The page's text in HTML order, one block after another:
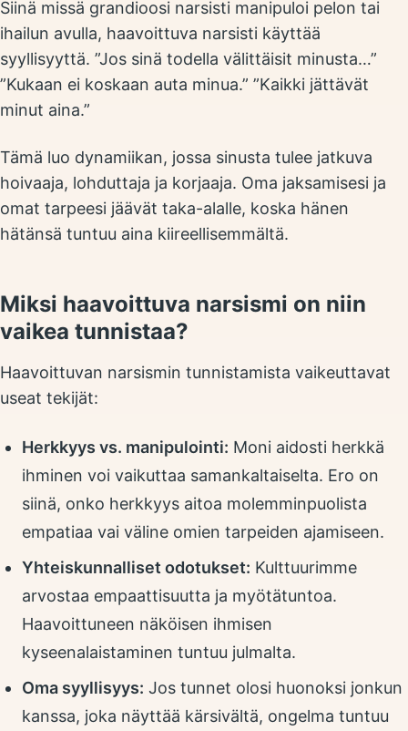
Siinä missä grandioosi narsisti manipuloi pelon tai
ihailun avulla, haavoittuva narsisti käyttää
syyllisyyttä. ”Jos sinä todella välittäisit minusta…”
”Kukaan ei koskaan auta minua.” ”Kaikki jättävät
minut aina.”
Tämä luo dynamiikan, jossa sinusta tulee jatkuva
hoivaaja, lohduttaja ja korjaaja. Oma jaksamisesi ja
omat tarpeesi jäävät taka-alalle, koska hänen
hätänsä tuntuu aina kiireellisemmältä.
Miksi haavoittuva narsismi on niin
vaikea tunnistaa?
Haavoittuvan narsismin tunnistamista vaikeuttavat
useat tekijät:
Herkkyys vs. manipulointi: Moni aidosti herkkä
ihminen voi vaikuttaa samankaltaiselta. Ero on
siinä, onko herkkyys aitoa molemminpuolista
empatiaa vai väline omien tarpeiden ajamiseen.
Yhteiskunnalliset odotukset: Kulttuurimme
arvostaa empaattisuutta ja myötätuntoa.
Haavoittuneen näköisen ihmisen
kyseenalaistaminen tuntuu julmalta.
Oma syyllisyys: Jos tunnet olosi huonoksi jonkun
kanssa, joka näyttää kärsivältä, ongelma tuntuu